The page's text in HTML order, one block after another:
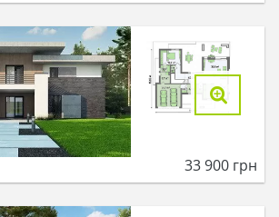
33 900 грн